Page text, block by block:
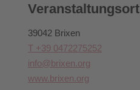
Veranstaltungsort
39042 Brixen
T +39 0472275252
info@brixen.org
www.brixen.org